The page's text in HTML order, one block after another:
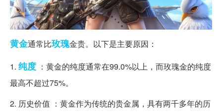
黄金通常比玫瑰金贵。以下是主要原因：
1. 纯度 ：黄金的纯度通常在99.0%以上，而玫瑰金的纯度
最高不超过75%。
2. 历史价值 ：黄金作为传统的贵金属，具有两千多年的历